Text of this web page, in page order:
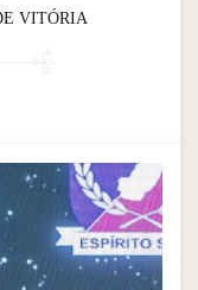
VITÓRIA